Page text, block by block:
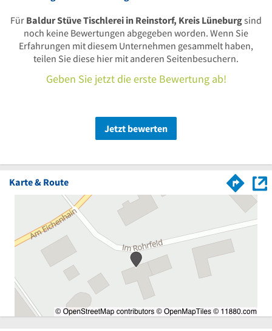
Für Baldur Stüve Tischlerei in Reinstorf, Kreis Lüneburgsind
noch keine Bewertungen abgegeben worden. Wenn Sie
Erfahrungen mit diesem Unternehmen gesammelt haben,
teilen Sie diese hier mit anderen Seitenbesuchern.
Geben Sie jetzt die erste Bewertung ab!
Jetzt bewerten
Karte & Route